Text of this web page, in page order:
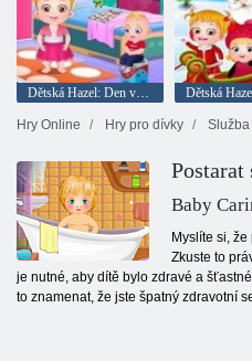
Dětská Hazel: Den v mateřské škole
Hry Online
Hry pro dívky Služba
Postarat
Baby
Myslíte si,
Zkuste to
je nutné, aby dítě bylo zdravé a
to znamenat, že jste špatný zdravotní